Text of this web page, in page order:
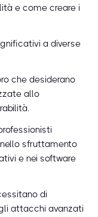
e come creare i
a diverse
che desiderano
allo
sfruttamento
e nei software
di
attacchi avanzati